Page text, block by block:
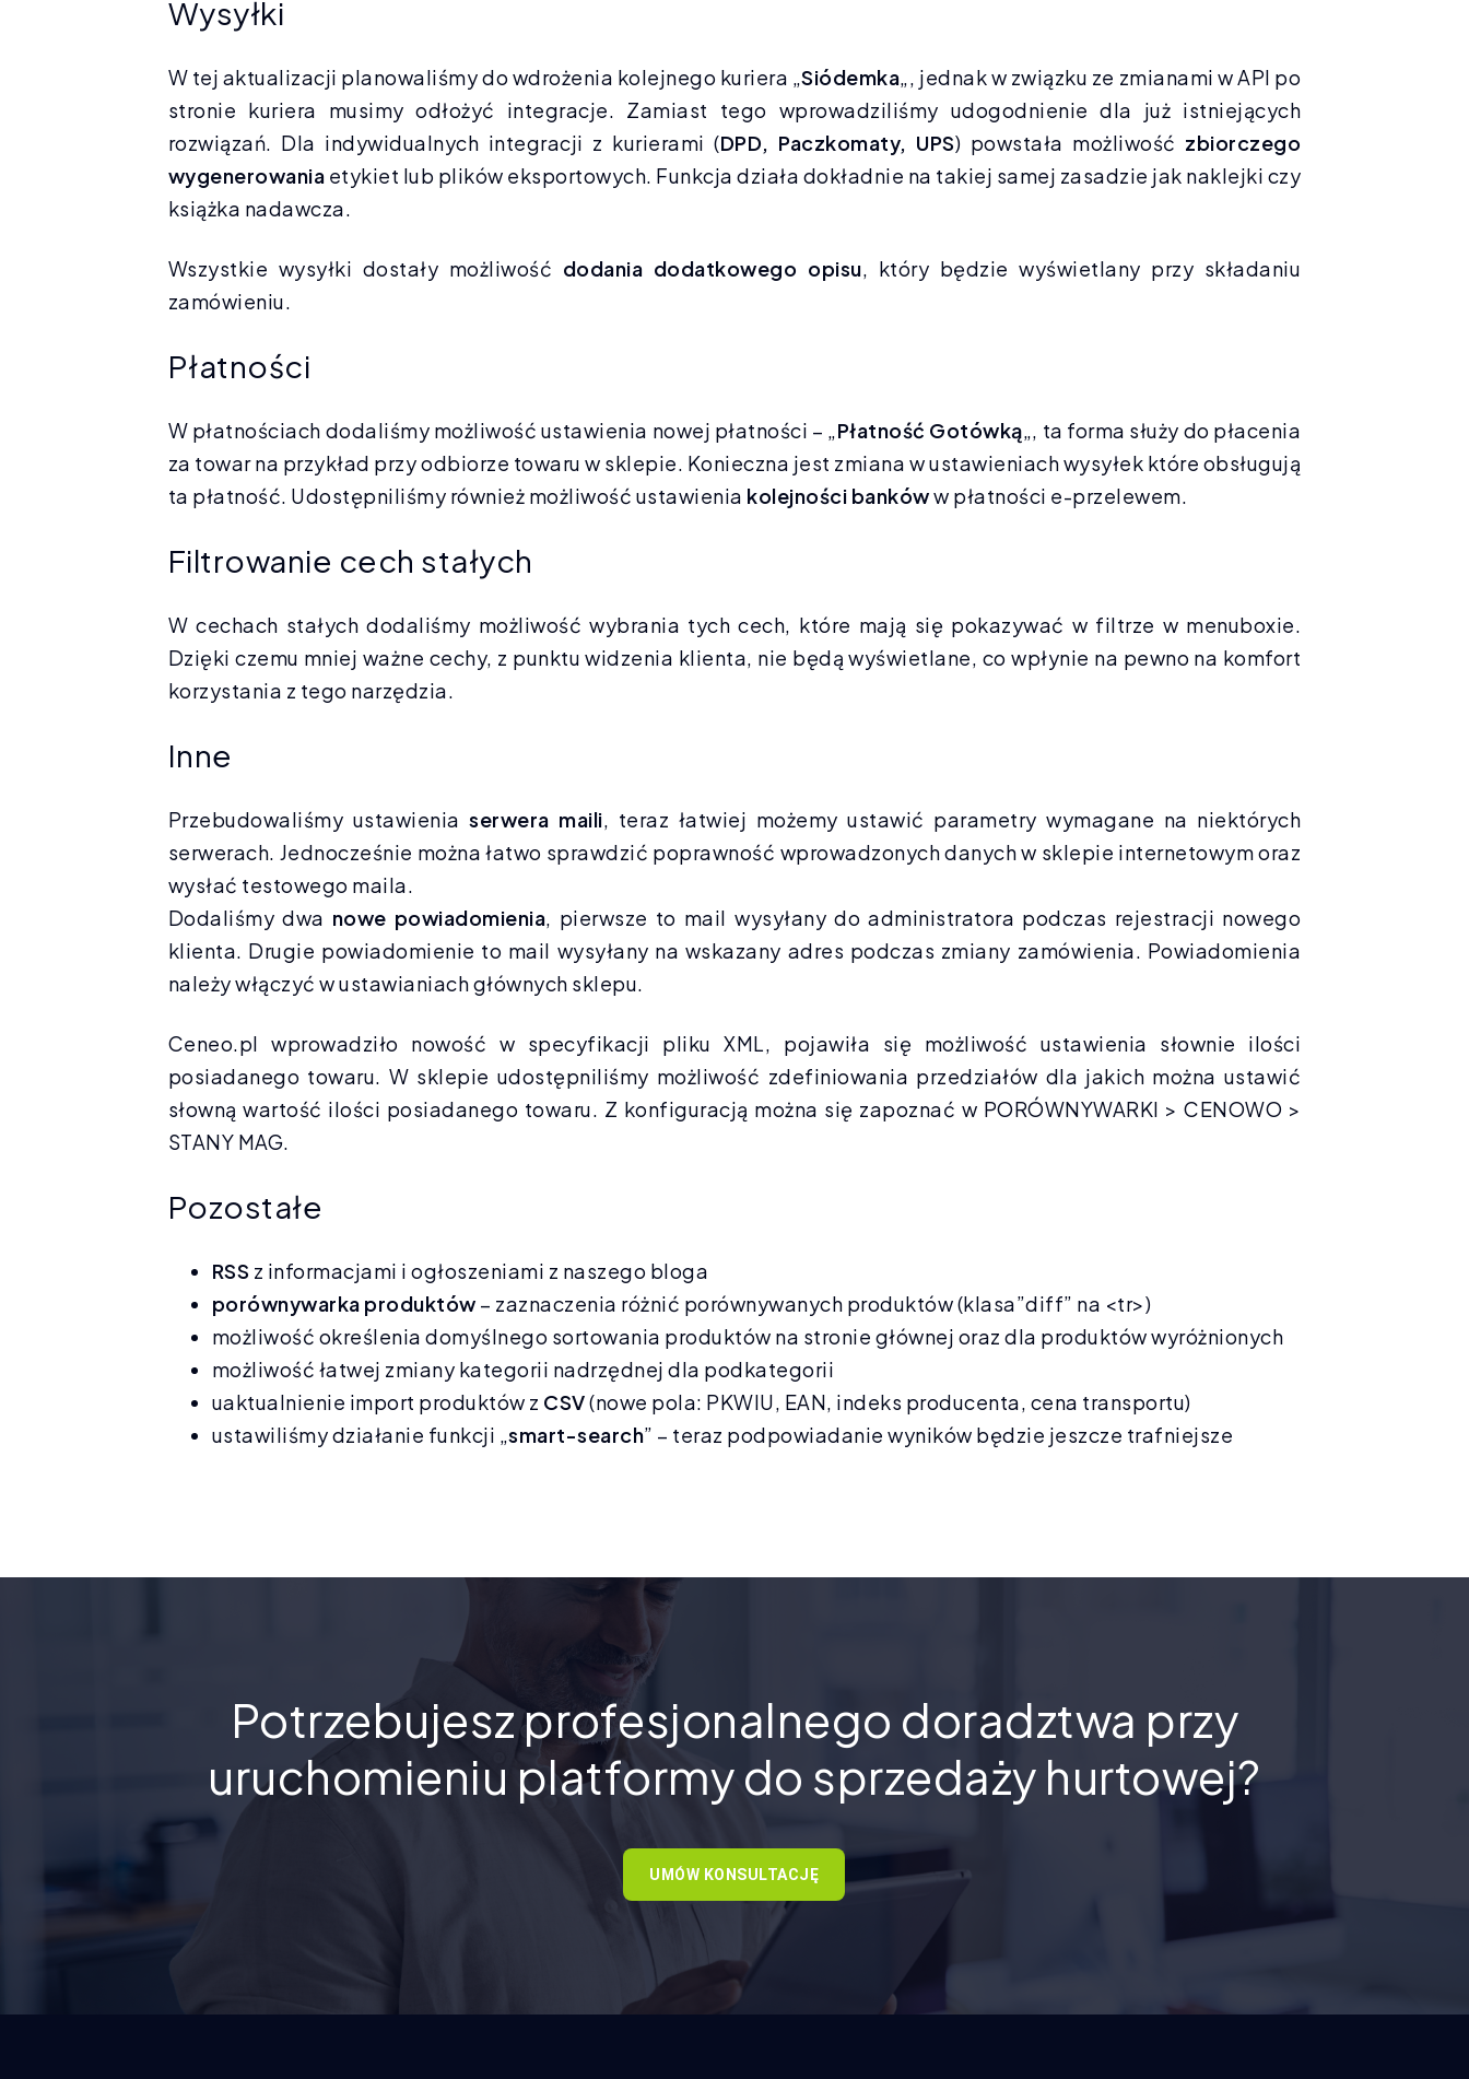
Wysyłki
W tej aktualizacji planowaliśmy do wdrożenia kolejnego kuriera „Siódemka„, jednak w związku ze zmianami w API po
stronie kuriera musimy odłożyć integracje. Zamiast tego wprowadziliśmy udogodnienie dla już istniejących
rozwiązań. Dla indywidualnych integracji z kurierami (DPD, Paczkomaty, UPS) powstała możliwość zbiorczego
wygenerowania etykiet lub plików eksportowych. Funkcja działa dokładnie na takiej samej zasadzie jak naklejki czy
książka nadawcza.
Wszystkie wysyłki dostały możliwość dodania dodatkowego opisu, który będzie wyświetlany przy składaniu
zamówieniu.
Płatności
W płatnościach dodaliśmy możliwość ustawienia nowej płatności – „Płatność Gotówką„, ta forma służy do płacenia
za towar na przykład przy odbiorze towaru w sklepie. Konieczna jest zmiana w ustawieniach wysyłek które obsługują
ta płatność. Udostępniliśmy również możliwość ustawienia kolejności bankóww płatności e-przelewem.
Filtrowanie cech stałych
W cechach stałych dodaliśmy możliwość wybrania tych cech, które mają się pokazywać w filtrze w menuboxie.
Dzięki czemu mniej ważne cechy, z punktu widzenia klienta, nie będą wyświetlane, co wpłynie na pewno na komfort
korzystania z tego narzędzia.
Inne
Przebudowaliśmy ustawieniaserwera maili, teraz łatwiej możemy ustawić parametry wymagane na niektórych
serwerach. Jednocześnie można łatwo sprawdzić poprawność wprowadzonych danych w sklepie internetowym oraz
wysłać testowego maila.
Dodaliśmy dwa nowe powiadomienia, pierwsze to mail wysyłany do administratora podczas rejestracji nowego
klienta. Drugie powiadomienie to mail wysyłany na wskazany adres podczas zmiany zamówienia. Powiadomienia
należy włączyć w ustawianiach głównych sklepu.
Ceneo.pl wprowadziło nowość w specyfikacji pliku XML, pojawiła się możliwość ustawienia słownie ilości
posiadanego towaru. W sklepie udostępniliśmy możliwość zdefiniowania przedziałów dla jakich można ustawić
słowną wartość ilości posiadanego towaru. Z konfiguracją można się zapoznać w PORÓWNYWARKI > CENOWO >
STANY MAG.
Pozostałe
RSS z informacjami i ogłoszeniami z naszego bloga
porównywarka produktów – zaznaczenia różnić porównywanych produktów (klasa”diff” na <tr>)
możliwość określenia domyślnego sortowania produktów na stronie głównej oraz dla produktów wyróżnionych
możliwość łatwej zmiany kategorii nadrzędnej dla podkategorii
uaktualnienie import produktów z CSV(nowe pola: PKWIU, EAN, indeks producenta, cena transportu)
ustawiliśmy działanie funkcji „smart-search” – teraz podpowiadanie wyników będzie jeszcze trafniejsze
Potrzebujesz profesjonalnego doradztwa przy
uruchomieniu platformy do sprzedaży hurtowej?
UMÓW KONSULTACJĘ